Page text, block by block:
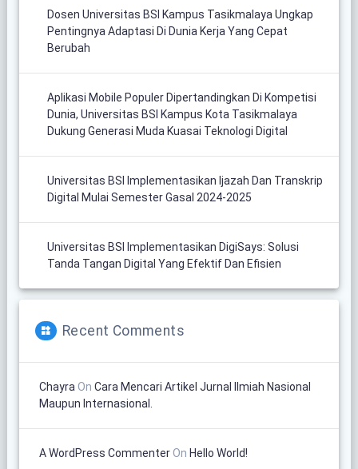
Dosen Universitas BSI Kampus Tasikmalaya Ungkap
Pentingnya Adaptasi Di Dunia Kerja Yang Cepat
Berubah
Aplikasi Mobile Populer Dipertandingkan Di Kompetisi
Dunia, Universitas BSI Kampus Kota Tasikmalaya
Dukung Generasi Muda Kuasai Teknologi Digital
Universitas BSI Implementasikan Ijazah Dan Transkrip
Digital Mulai Semester Gasal 2024-2025
Universitas BSI Implementasikan DigiSays: Solusi
Tanda Tangan Digital Yang Efektif Dan Efisien
Recent Comments
Chayra On Cara Mencari Artikel Jurnal Ilmiah Nasional
Maupun Internasional.
A WordPress CommenterOn Hello World!